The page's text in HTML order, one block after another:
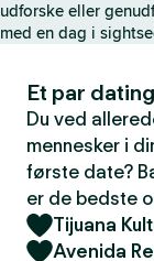
udforske eller
med en dag i
Et par
Du ved
mennesker i
første date?
er de bedste
Tijuana
Avenida